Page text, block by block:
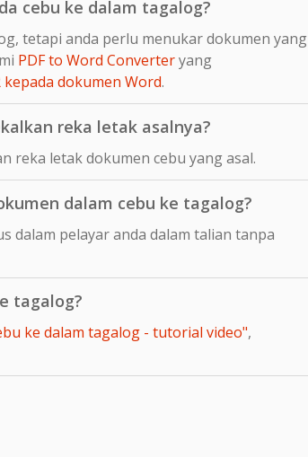
cebu ke dalam tagalog?
tetapi anda perlu menukar dokumen yang
PDF to Word Converteryang
kepada dokumen Word.
reka letak asalnya?
reka letak dokumen cebu yang asal.
dalam cebu ke tagalog?
dalam pelayar anda dalam talian tanpa
tagalog?
ke dalam tagalog - tutorial video",